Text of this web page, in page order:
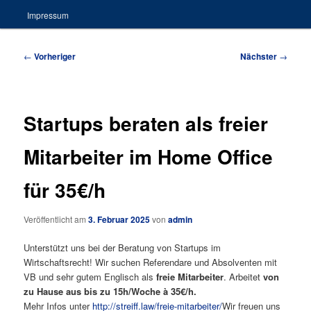
Impressum
Beitragsnavigation
← Vorheriger Nächster →
Startups beraten als freier
Mitarbeiter im Home Office
für 35€/h
Veröffentlicht am3. Februar 2025vonadmin
Unterstützt uns bei der Beratung von Startups im
Wirtschaftsrecht! Wir suchen Referendare und Absolventen mit
VB und sehr gutem Englisch alsfreie Mitarbeiter. Arbeitetvon
zu Hause aus bis zu 15h/Woche à 35€/h.
Mehr Infos unter http://streiff.law/freie-mitarbeiter/Wir freuen uns